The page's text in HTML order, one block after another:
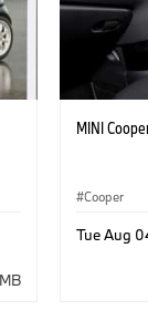
MINI
Cooper
Tue Aug